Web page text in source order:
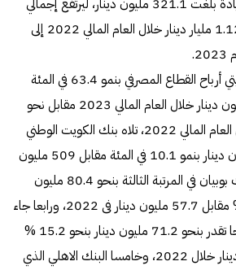
أرباح الثماني بنوك من 1.126 مليار دينار خلال العام المالي 2022 إلى
وتصدر بيت التمويل الكويتي أرباح القطاع المصرفي بنمو 63.4 في المئة
وبأرباح بلغت 584.5 مليون دينار خلال العام المالي 2023 مقابل نحو
357.7 مليون دينار خلال العام المالي 2022، تلاه بنك الكويت الوطني
بأرباح بلغت 560.6 مليون دينار بنمو 10.1 في المئة مقابل 509 مليون
دينار فى 2022، وجاء بنك بوبيان في المرتبة الثالثة بنحو 80.4 مليون
دينار ارباح وبنمو 39.2 % مقابل 57.7 مليون دينار فى 2022، ورابعا جاء
بنك الخليج بتحقيقه ارباحا تقدر بنحو 71.2 مليون دينار بنحو 15.2 %
مقابل نحو 61.8 مليون دينار خلال 2022، وخامسا البنك الاهلي الذي